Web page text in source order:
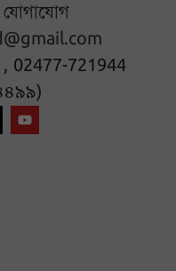
যোগাযোগ
02477-721944